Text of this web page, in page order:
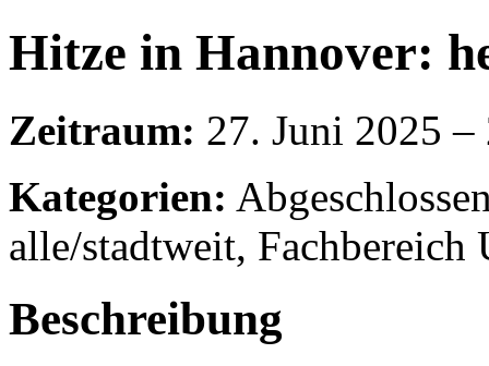
Hitze in Hannover:
Zeitraum: 27. Juni 2025 –
Kategorien:
alle/stadtweit,
Beschreibung